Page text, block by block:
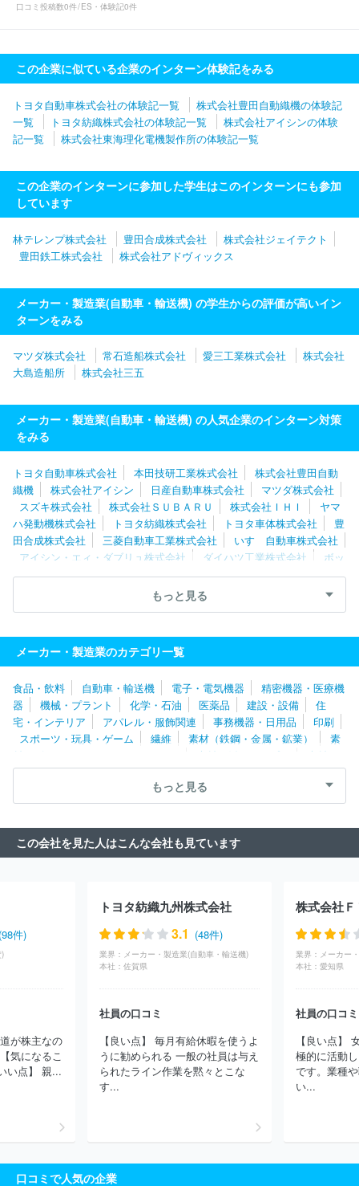
口コミ投稿数0件 ES・体験記0件
この企業に似ている企業のインターン体験記をみる
トヨタ自動車株式会社の体験記一覧
株式会社豊田自動織機の体験記
一覧
トヨタ紡織株式会社の体験記一覧
株式会社アイシンの体験
記一覧
株式会社東海理化電機製作所の体験記一覧
この企業のインターンに参加した学生はこのインターンにも参加
しています
林テレンプ株式会社 豊田合成株式会社
株式会社ジェイテクト
豊田鉄工株式会社
株式会社アドヴィックス
メーカー・製造業(自動車・輸送機) の学生からの評価が高いイン
ターンをみる
マツダ株式会社 常石造船株式会社 愛三工業株式会社
株式会社
大島造船所
株式会社三五
メーカー・製造業(自動車・輸送機) の人気企業のインターン対策
をみる
トヨタ自動車株式会社 本田技研工業株式会社
株式会社豊田自動
織機
株式会社アイシン 日産自動車株式会社
マツダ株式会社
スズキ株式会社
株式会社ＳＵＢＡＲＵ 株式会社ＩＨＩ
ヤマ
ハ発動機株式会社
トヨタ紡織株式会社 トヨタ車体株式会社
豊
田合成株式会社
三菱自動車工業株式会社
いすゞ自動車株式会社
アイシン・エィ・ダブリュ株式会社
ダイハツ工業株式会社
ボッ
シュ株式会社
株式会社アドヴィックス
トヨタ自動車九州株式会
株式会社東海理化電機製作所
愛三工業
株式会社
株式会社
今治造船株式会社 アイシン高丘株式会社
日本車輌製
造株式会社
ジヤトコ株式会社 大同メタル工業株式会社
業株式会社
株式会社総合車両製作所
トヨタ自動車東日本株式会
社
日産車体株式会社 株式会社ケーヒン
ジャパンマリンユナイ
テッド株式会社
パナソニックオートモーティブシステムズ株式会
社
株式会社ミツバ 株式会社ロジスネクスト
オモビオ株式会
もっと見る
メーカー・製造業のカテゴリ一覧
食品・飲料 自動車・輸送機 電子・電気機器
精密機器・医療機
器
機械・プラント 化学・石油 医薬品 建設・設備
住
宅・インテリア
アパレル・服飾関連 事務機器・日用品
印刷
スポーツ・玩具・ゲーム
繊維 素材（鉄鋼・金属・鉱業）
素
材（ゴム・ガラス・セラミックス）
素材（紙・パルプ）
素材
（その他）
農林・水産 たばこ・飼料 その他
もっと見る
この会社を見た人はこんな会社も見ています
件)
が株主なの
気になるこ
い点】 親...
トヨタ紡織九州株式会社
3.1 (48件)
業界： メーカー・製造業(自動車・輸送機)
本社： 佐賀県
社員の口コミ
【良い点】 毎月有給休暇を使うよ
うに勧められる 一般の社員は与え
られたライン作業を黙々とこな
す...
株式会社
業界： メーカー
本社： 愛知県
社員の口コミ
【良い点】
極的に活動
です。業種
い...
口コミで人気の企業